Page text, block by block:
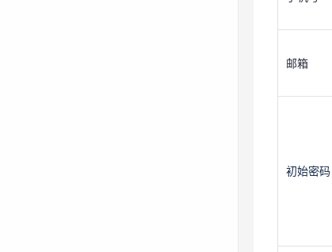
邮箱
初始密码